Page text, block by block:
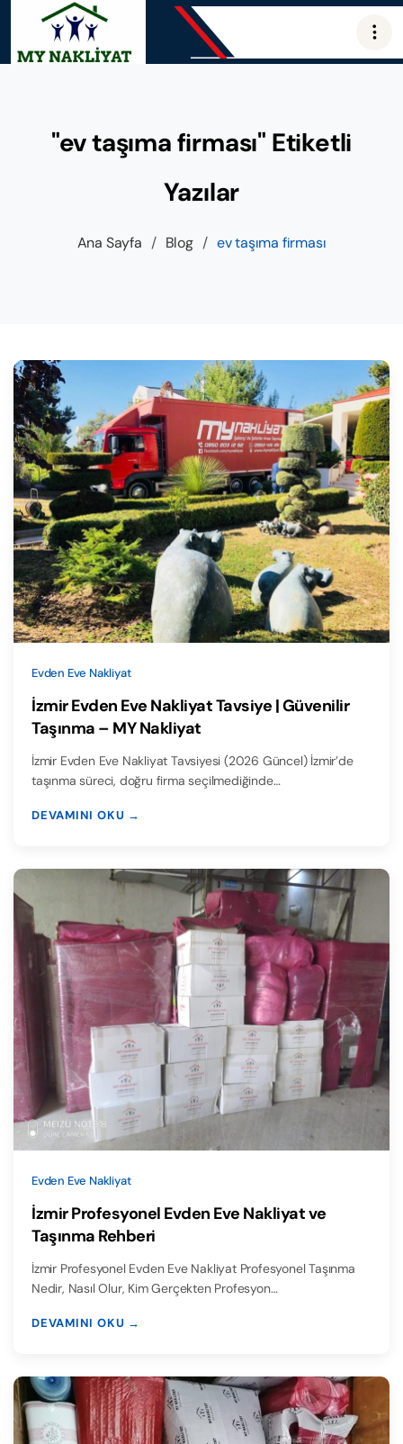
"ev taşıma firması" Etiketli
Yazılar
Ana Sayfa / Blog / ev taşıma firması
Evden Eve Nakliyat
İzmir Evden Eve Nakliyat Tavsiye | Güvenilir
Taşınma – MY Nakliyat
İzmir Evden Eve Nakliyat Tavsiyesi (2026 Güncel) İzmir’de
taşınma süreci, doğru firma seçilmediğinde…
DEVAMINI OKU →
Evden Eve Nakliyat
İzmir Profesyonel Evden Eve Nakliyat ve
Taşınma Rehberi
İzmir Profesyonel Evden Eve Nakliyat Profesyonel Taşınma
Nedir, Nasıl Olur, Kim Gerçekten Profesyon…
DEVAMINI OKU →